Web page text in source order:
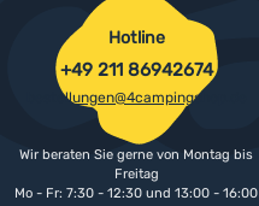
Hotline
+49 211 86942674
bestellungen@4campingshop.de
Wir beraten Sie gerne von Montag bis
Freitag
Mo - Fr: 7:30 - 12:30 und 13:00 - 16:00